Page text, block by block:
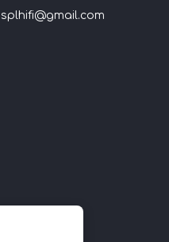
splhifi@gmail.com